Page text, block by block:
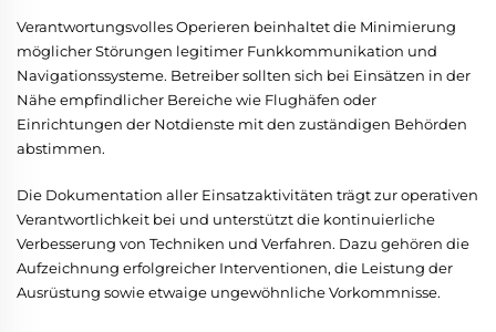
Verantwortungsvolles Operieren beinhaltet die Minimierung
möglicher Störungen legitimer Funkkommunikation und
Navigationssysteme. Betreiber sollten sich bei Einsätzen in der
Nähe empfindlicher Bereiche wie Flughäfen oder
Einrichtungen der Notdienste mit den zuständigen Behörden
abstimmen.
Die Dokumentation aller Einsatzaktivitäten trägt zur operativen
Verantwortlichkeit bei und unterstützt die kontinuierliche
Verbesserung von Techniken und Verfahren. Dazu gehören die
Aufzeichnung erfolgreicher Interventionen, die Leistung der
Ausrüstung sowie etwaige ungewöhnliche Vorkommnisse.